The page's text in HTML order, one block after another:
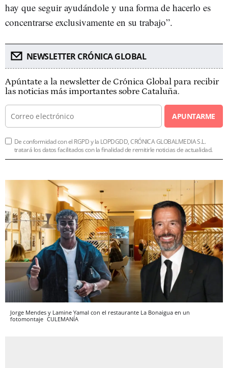
hay que seguir ayudándole y una forma de hacerlo es
concentrarse exclusivamente en su trabajo”.
NEWSLETTER CRÓNICA GLOBAL
Apúntate a la newsletter de Crónica Global para recibir
las noticias más importantes sobre Cataluña.
APUNTARME
De conformidad con el RGPD y la LOPDGDD, CRÓNICA GLOBALMEDIA S.L.
tratará los datos facilitados con la finalidad de remitirle noticias de actualidad.
Jorge Mendes y Lamine Yamal con el restaurante La Bonaigua en un
fotomontaje CULEMANÍA